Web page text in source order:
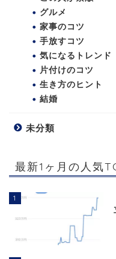
グルメ
家事のコツ
手放すコツ
気になるトレンド
片付けのコツ
生き方のヒント
結婚
未分類
最新1ヶ月の人気
1